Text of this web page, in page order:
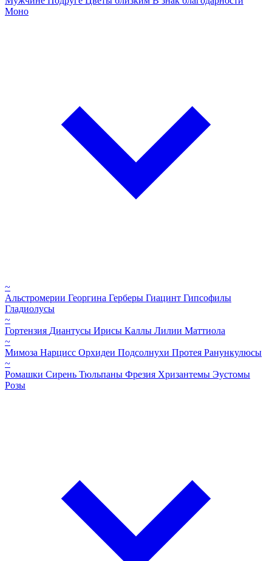
Моно
~
Альстромерии Георгина Герберы Гиацинт Гипсофилы
Гладиолусы
~
Гортензия Диантусы Ирисы Каллы Лилии Маттиола
~
Мимоза Нарцисс Орхидеи Подсолнухи Протея Ранункулюсы
~
Ромашки Сирень Тюльпаны Фрезия Хризантемы Эустомы
Розы